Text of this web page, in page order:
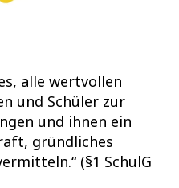
alle wertvollen
und Schüler zur
und ihnen ein
gründliches
(§1 SchulG